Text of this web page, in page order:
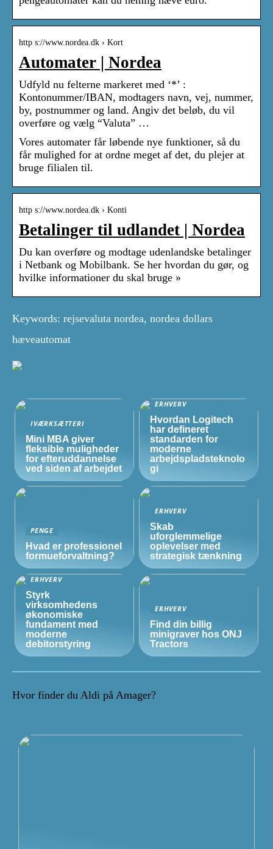
http s://www.nordea.dk › Kort
Automater | Nordea
Udfyld nu felterne markeret med ‘*’ :
Kontonummer/IBAN, modtagers navn, vej, nummer,
by, postnummer og land. Angiv det beløb, du vil
overføre og vælg “Valuta” …
Vores automater får løbende nye funktioner, så du
får mulighed for at ordne meget af det, du plejer at
bruge filialen til.
http s://www.nordea.dk › Konti
Betalinger til udlandet | Nordea
Du kan overføre og modtage udenlandske betalinger
i Netbank og Mobilbank. Se her hvordan du gør, og
hvilke informationer du skal bruge »
Keywords: rejsevaluta nordea, nordea dollars
hæveautomat
IVÆRKSÆTTERI
Mini MBA giver
fleksible muligheder
for efteruddannelse
ved siden af arbejdet
ERHVERV
Hvordan Logitech
har defineret
standarden for
moderne
arbejdspladsteknolo
gi
PENGE
Hvad er professionel
formueforvaltning?
ERHVERV
Skab
uforglemmelige
oplevelser med
strategisk tænkning
ERHVERV
Styrk
virksomhedens
økonomiske
fundament med
moderne
debitorstyring
ERHVERV
Find din billig
minigraver hos ONJ
Tractors
Hvor finder du Aldi på Amager?